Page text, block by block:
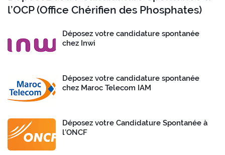
l’OCP (Office Chérifien des Phosphates)
Déposez votre candidature spontanée
chez Inwi
Déposez votre candidature spontanée
chez Maroc Telecom IAM
Déposez votre Candidature Spontanée à
l’ONCF